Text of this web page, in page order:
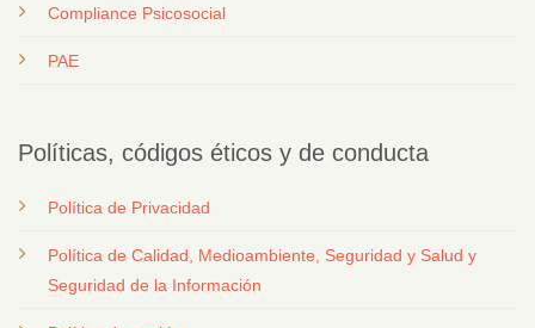
Compliance Psicosocial
PAE
Políticas, códigos éticos y de conducta
Política de Privacidad
Política de Calidad, Medioambiente, Seguridad y Salud y
Seguridad de la Información